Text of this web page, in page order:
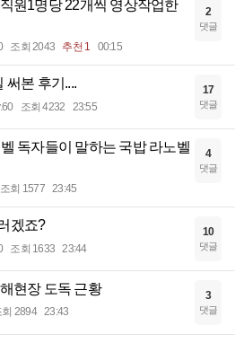
원1명당 22개씩 영상작업한
조회 2043 추천 1 00:15
2
댓글
써본 후기....
조회 4232 23:55
17
댓글
독자들이 말하는 국밥 라노벨
조회 1577 23:45
4
댓글
겠죠?
조회 1633 23:44
10
댓글
현장 도독 근황
회 2894 23:43
3
댓글